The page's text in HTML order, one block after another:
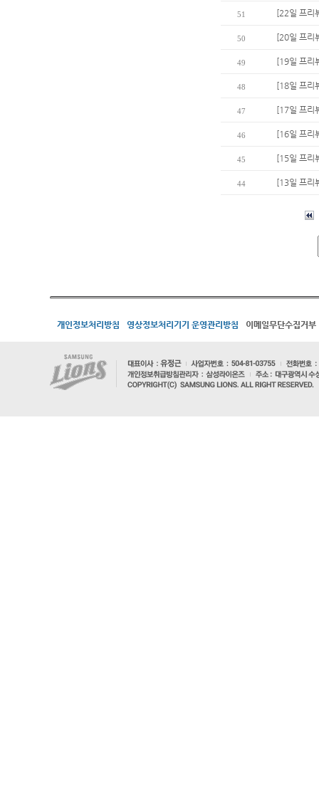
51 [22일 프리
50 [20일 프리
49 [19일 프리
48 [18일 프리
47 [17일 프리
46 [16일 프리
45 [15일 프리
44 [13일 프리
개인정보처리방침 영상정보처리기기 운영관리방침 이메일무단수집거부